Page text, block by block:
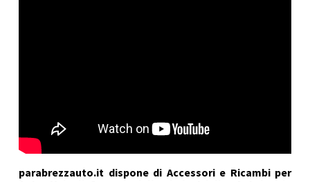
parabrezzauto.it dispone di Accessori e Ricambi per